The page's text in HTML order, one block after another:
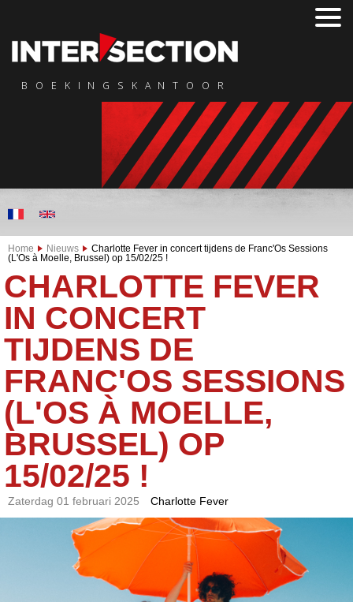
BOEKINGSKANTOOR
Home Nieuws
Charlotte Fever in concert tijdens de Franc'Os Sessions
(L'Os à Moelle, Brussel) op 15/02/25 !
CHARLOTTE FEVER
IN CONCERT
TIJDENS DE
FRANC'OS SESSIONS
(L'OS À MOELLE,
BRUSSEL) OP
15/02/25 !
Zaterdag 01 februari 2025 Charlotte Fever